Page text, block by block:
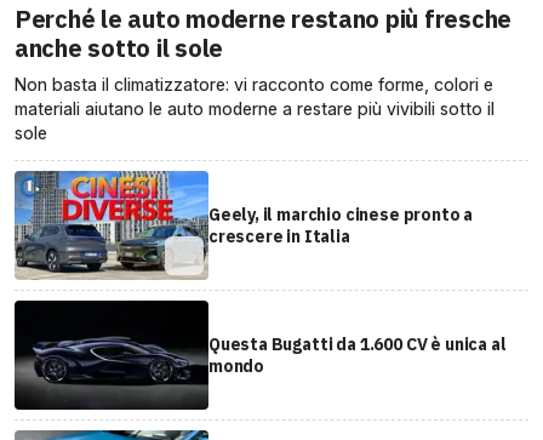
Perché le auto moderne restano più fresche
anche sotto il sole
Non basta il climatizzatore: vi racconto come forme, colori e
materiali aiutano le auto moderne a restare più vivibili sotto il
sole
Geely, il marchio cinese pronto a
crescere in Italia
Questa Bugatti da 1.600 CV è unica al
mondo